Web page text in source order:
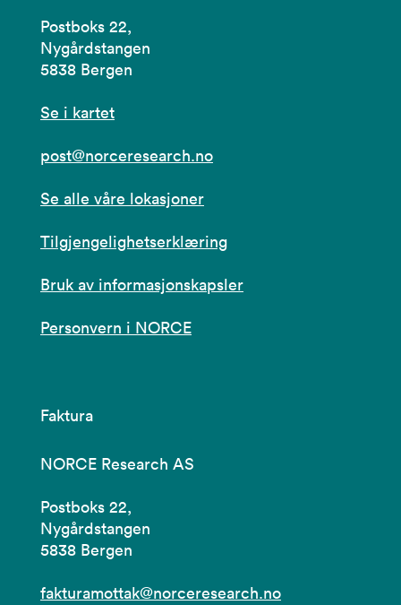
Postboks 22,
Nygårdstangen
5838 Bergen
Se i kartet
post@norceresearch.no
Se alle våre lokasjoner
Tilgjengelighetserklæring
Bruk av informasjonskapsler
Personvern i NORCE
Faktura
NORCE Research AS
Postboks 22,
Nygårdstangen
5838 Bergen
fakturamottak@norceresearch.no